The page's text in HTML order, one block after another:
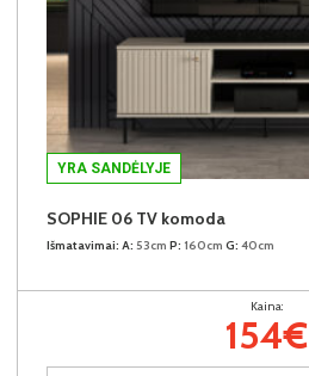
YRA SANDĖLYJE
SOPHIE 06 TV komoda
Išmatavimai: A: 53cm P: 160cm G: 40cm
Kaina:
154€